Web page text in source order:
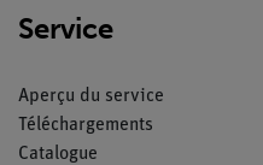
Service
Aperçu du service
Téléchargements
Catalogue